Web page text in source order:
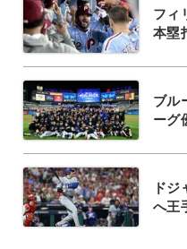
フィ
本塁
ブル
ーグ
ド
へ王